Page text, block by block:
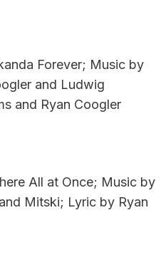
Forever; Music by
and Ludwig
and Ryan Coogler
All at Once; Music by
Mitski; Lyric by Ryan